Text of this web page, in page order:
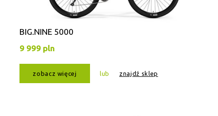
BIG.NINE 5000
9 999 pln
zobacz więcej lub znajdź sklep